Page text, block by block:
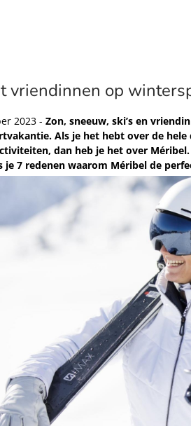
vriendinnen op
2023 - Zon, sneeuw, ski’s en
Als je het hebt over de
dan heb je het over
je 7 redenen waarom Méribel de